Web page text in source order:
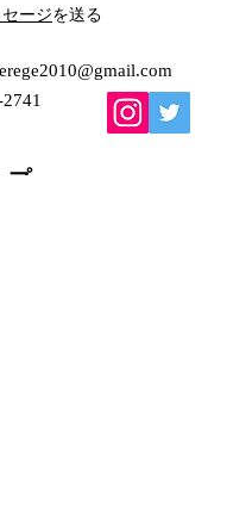
ト対策が楽にな
章を作りこみま
生懸命に読む必
ージを送る
プ